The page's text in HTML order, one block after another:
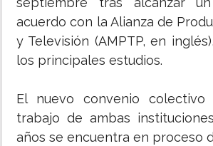
acuerdo con la Alianza de
y Televisión (AMPTP, en
los principales estudios.
El nuevo convenio
trabajo de ambas
años se encuentra en proceso